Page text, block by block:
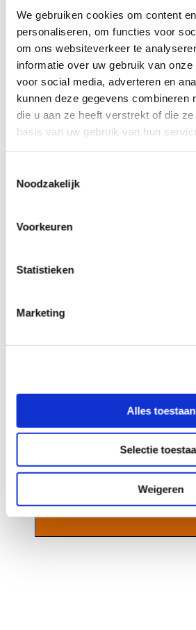
We gebruiken cookies om content
personaliseren, om functies voor
om ons websiteverkeer te
informatie over uw gebruik van
voor social media, adverteren en
kunnen deze gegevens combineren
die u aan ze heeft verstrekt of die
basis van uw gebruik van hun
Noodzakelijk
Voorkeuren
Statistieken
Marketing
Alles toestaan
Selectie
Weigeren
Pagina 12: Geleerde lessen
Download